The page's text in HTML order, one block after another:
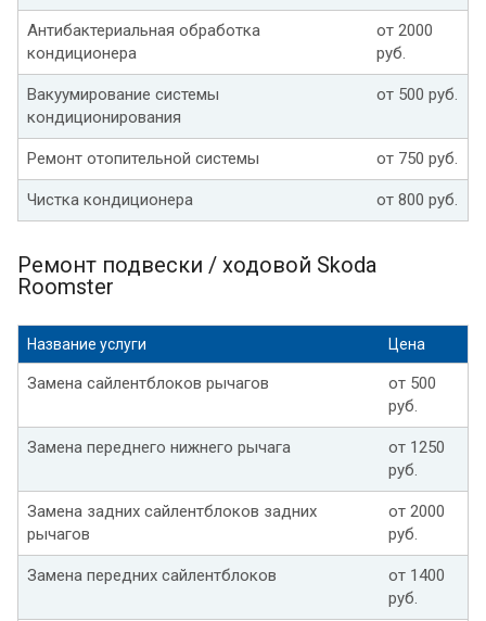
Антибактериальная обработка
кондиционера
от 2000
руб.
Вакуумирование системы
кондиционирования
от 500 руб.
Ремонт отопительной системы от 750 руб.
Чистка кондиционера от 800 руб.
Ремонт подвески / ходовой Skoda
Roomster
Название услуги Цена
Замена сайлентблоков рычагов
от 500
руб.
Замена переднего нижнего рычага
от 1250
руб.
Замена задних сайлентблоков задних
рычагов
от 2000
руб.
Замена передних сайлентблоков
от 1400
руб.